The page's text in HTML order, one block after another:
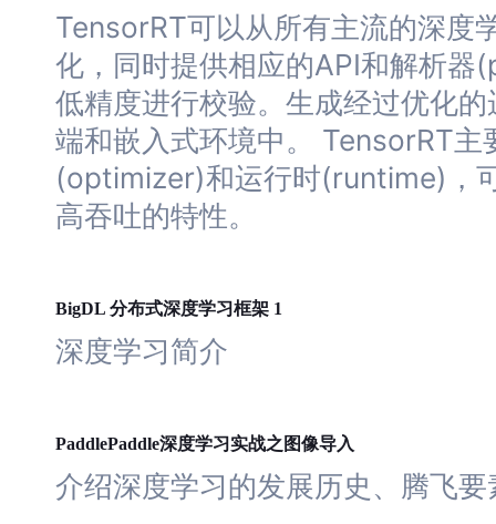
TensorRT可以从所有主流的深度
化，同时提供相应的API和解析
低精度进行校验。生成经过优化
端和嵌入式环境中。 TensorRT主
(optimizer)和运行时(runtime)，
高吞吐的特性。
BigDL 分布式深度学习框架 1
深度学习简介
PaddlePaddle深度学习实战之图像导入
介绍深度学习的发展历史、腾飞